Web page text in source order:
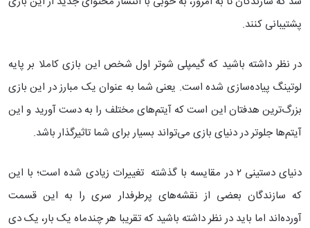
پشتیبانی کنند.
در نظر داشته باشید که گیمپلی شوتر اول شخص این بازی کاملا بر پایه
لوتینگ پیاده‌سازی شده است. یعنی شما به عنوان یک مبارز در این بازی
بزرگ‌ترین هدفتان این است که آیتم‌های مختلف را به دست آورید و این
آیتم‌ها جلوتر در دنیای بازی می‌تواند بسیار برای شما تاثیرگذار باشد.
دنیای دستینی ۲ در مقایسه با گذشته تغییرات زیادی شده است؛ با این
که سازندگان بعضی از نقشه‌های پرطرفدار سری را به این قسمت
آورده‌اند اما باید در نظر داشته باشید که تقریبا هر چندماه یک بار، یک دی